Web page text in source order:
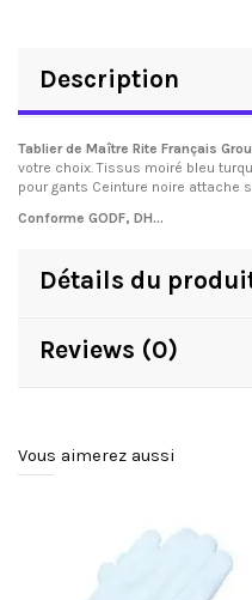
Description
Tablier de Maître Rite Français
votre choix. Tissus moiré bleu
pour gants Ceinture noire attache
Conforme GODF, DH...
Détails du
Reviews (0)
Vous aimerez aussi